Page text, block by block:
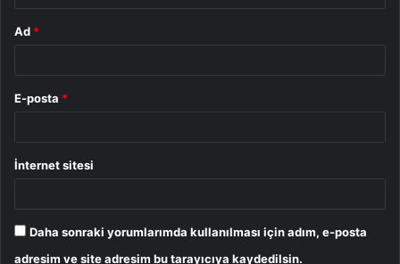
Ad *
E-posta *
İnternet sitesi
Daha sonraki yorumlarımda kullanılması için adım, e-posta
adresim ve site adresim bu tarayıcıya kaydedilsin.